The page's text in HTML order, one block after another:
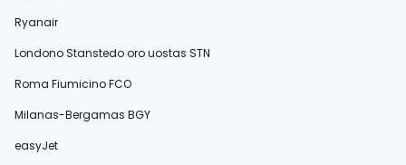
Ryanair
Londono Stanstedo oro uostas STN
Roma Fiumicino FCO
Milanas-Bergamas BGY
easyJet